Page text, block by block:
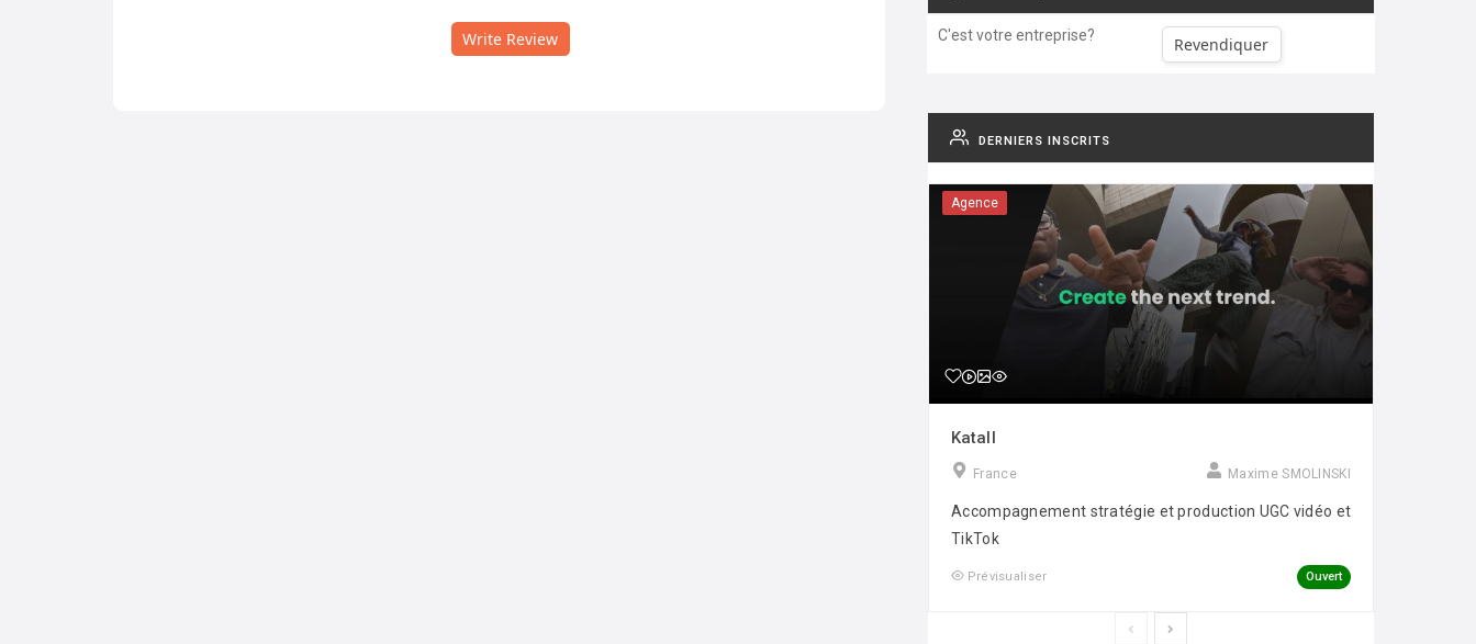
Write Review C'est votre entreprise? Revendiquer
DERNIERS INSCRITS
Agence
Katall
France Maxime SMOLINSKI
Accompagnement stratégie et production UGC vidéo et
TikTok
Prévisualiser Ouvert